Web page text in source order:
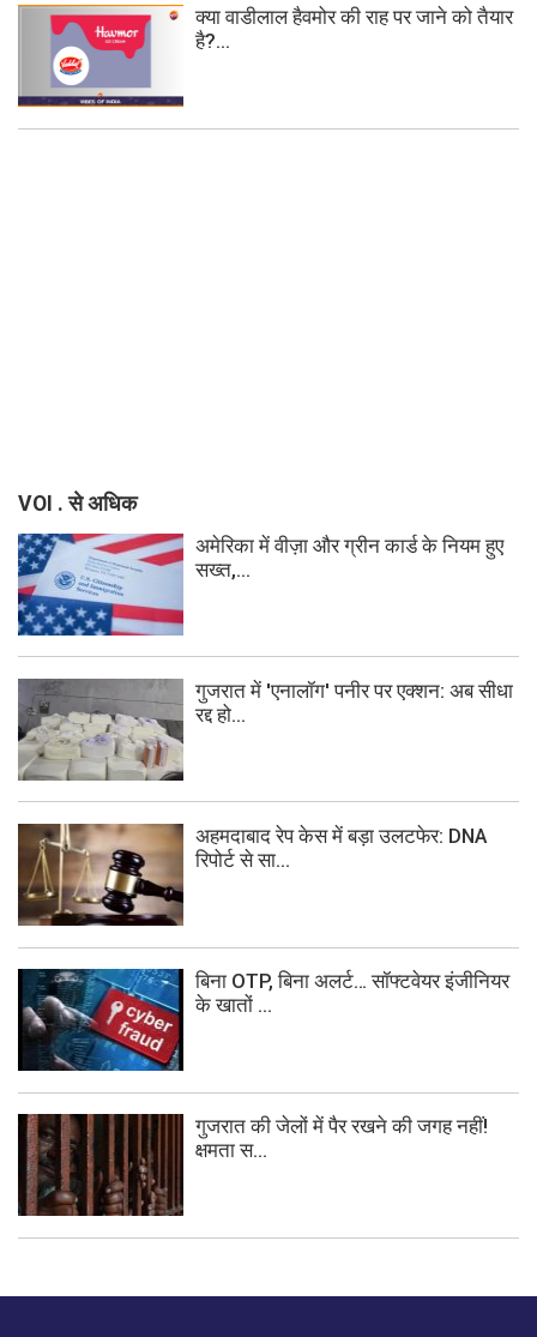
क्या वाडीलाल हैवमोर की राह पर जाने को तैयार
है?...
VOI . से अधिक
अमेरिका में वीज़ा और ग्रीन कार्ड के नियम हुए
सख्त,...
गुजरात में 'एनालॉग' पनीर पर एक्शन: अब सीधा
रद्द हो...
अहमदाबाद रेप केस में बड़ा उलटफेर: DNA
रिपोर्ट से सा...
बिना OTP, बिना अलर्ट… सॉफ्टवेयर इंजीनियर
के खातों ...
गुजरात की जेलों में पैर रखने की जगह नहीं!
क्षमता स...